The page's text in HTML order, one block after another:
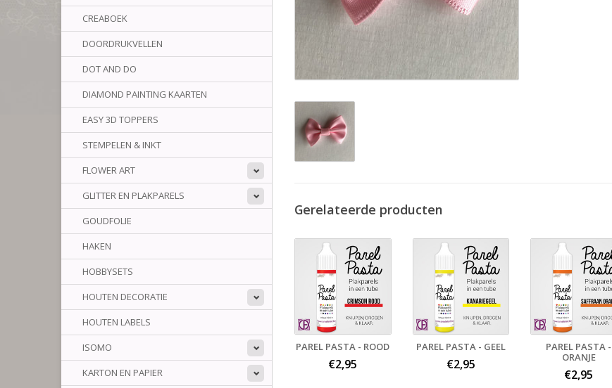
CREABOEK
DOORDRUKVELLEN
DOT AND DO
DIAMOND PAINTING KAARTEN
EASY 3D TOPPERS
STEMPELEN & INKT
FLOWER ART
GLITTER EN PLAKPARELS
GOUDFOLIE
HAKEN
HOBBYSETS
HOUTEN DECORATIE
HOUTEN LABELS
ISOMO
KARTON EN PAPIER
Gerelateerde producten
PAREL PASTA - ROOD
€2,95
PAREL PASTA - GEEL
€2,95
PAREL PASTA -
ORANJE
€2,95